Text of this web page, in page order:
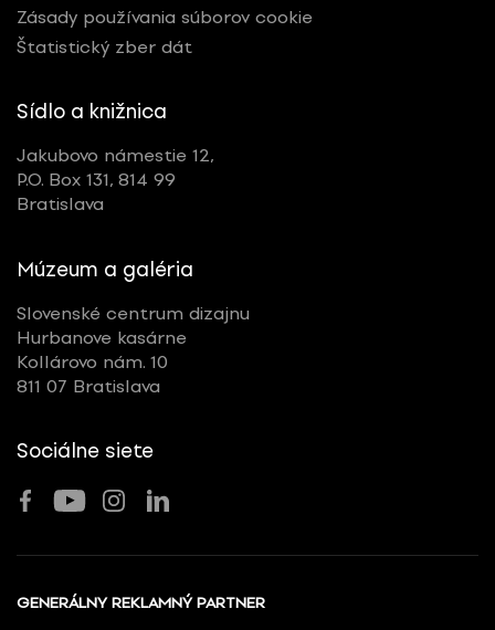
Zásady používania súborov cookie
Štatistický zber dát
Sídlo a knižnica
Jakubovo námestie 12,
P.O. Box 131, 814 99
Bratislava
Múzeum a galéria
Slovenské centrum dizajnu
Hurbanove kasárne
Kollárovo nám. 10
811 07 Bratislava
Sociálne siete
GENERÁLNY REKLAMNÝ PARTNER